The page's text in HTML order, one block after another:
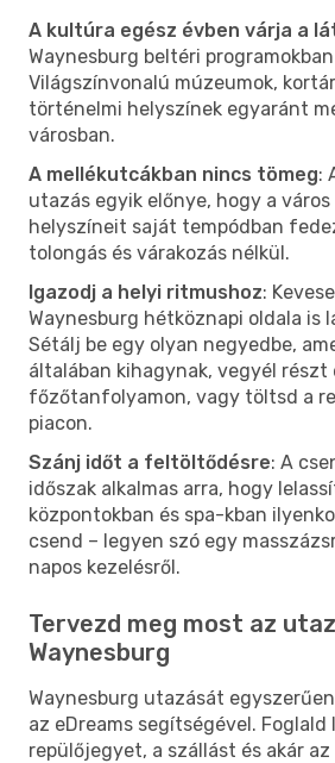
A kultúra egész évben várja a
Waynesburg beltéri
Világszínvonalú múzeumok,
történelmi helyszínek egyaránt
városban.
A mellékutcákban nincs tömeg:
utazás egyik előnye, hogy a
helyszíneit saját tempódban
tolongás és várakozás nélkül.
Igazodj a helyi ritmushoz:
Waynesburg hétköznapi oldala is
Sétálj be egy olyan negyedbe,
általában kihagynak, vegyél részt
főzőtanfolyamon, vagy töltsd a
piacon.
Szánj időt a feltöltődésre: A
időszak alkalmas arra, hogy
központokban és spa-kban
csend – legyen szó egy
napos kezelésről.
Tervezd meg most az
Waynesburg
Waynesburg utazását
az eDreams segítségével. Foglald
repülőjegyet, a szállást és akár